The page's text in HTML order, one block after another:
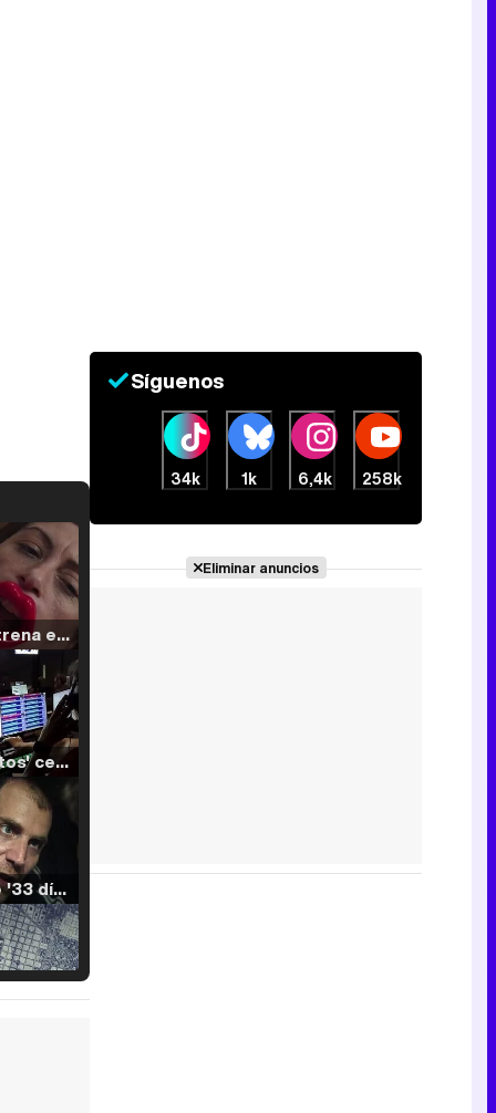
Filmin estrena el tráiler de 'Millennial Mal', su nueva comedia universitaria de la mano de Lorena Iglesias
'120 Minutos' celebra sus 2.000 programas en Telemadrid con un vídeo del día a día en la redacción
Tráiler de '33 días', la nueva serie de Atresplayer con Julián Villagrán y José Manuel Poga
Síguenos
34k 1k 6,4k 258k
Eliminar anuncios